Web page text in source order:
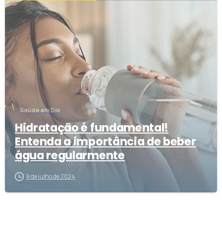
Saúde em Dia
Hidratação é fundamental!
Entenda a importância de beber
água regularmente
9 de julho de 2024